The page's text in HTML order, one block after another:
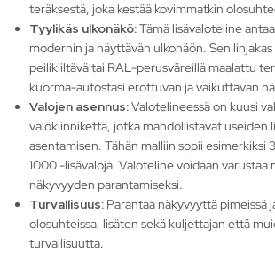
teräksestä, joka kestää kovimmatkin
Tyylikäs ulkonäkö:Tämä lisävaloteline
modernin ja näyttävän ulkonäön. Sen
peilikiiltävä tai RAL-perusväreillä maalattu
kuorma-autostasi erottuvan ja vaikuttavan
Valojen asennus:Valotelineessä on kuusi
valokiinnikettä, jotka mahdollistavat useiden
asentamisen. Tähän malliin sopii esimerkiksi
1000 -lisävaloja. Valoteline voidaan varustaa
näkyvyyden parantamiseksi.
Turvallisuus: Parantaa näkyvyyttä pimeissä
olosuhteissa, lisäten sekä kuljettajan että
turvallisuutta.